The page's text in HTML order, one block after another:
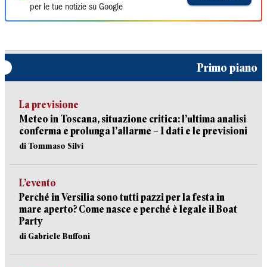
per le tue notizie su Google
Primo piano
La previsione
Meteo in Toscana, situazione critica: l’ultima analisi
conferma e prolunga l’allarme – I dati e le previsioni
di Tommaso Silvi
L’evento
Perché in Versilia sono tutti pazzi per la festa in
mare aperto? Come nasce e perché è legale il Boat
Party
di Gabriele Buffoni